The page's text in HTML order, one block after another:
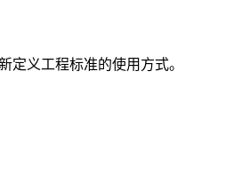
定义工程标准的使用方式。